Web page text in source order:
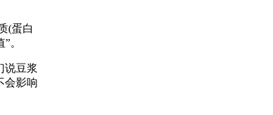
(蛋白
。
说豆浆
会影响